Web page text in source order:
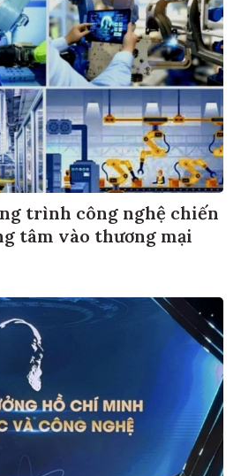
trình công nghệ chiến
tâm vào thương mại